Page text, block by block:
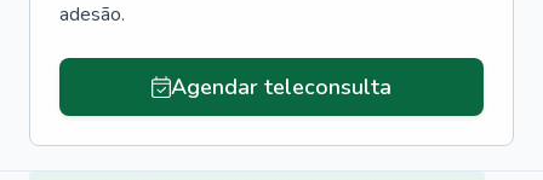
adesão.
Agendar teleconsulta